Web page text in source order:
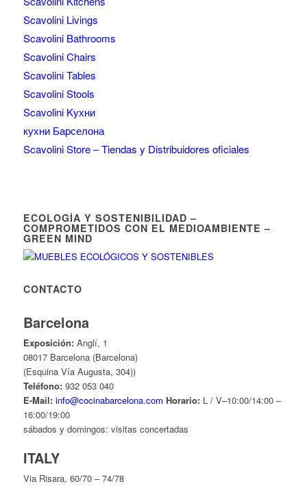
Scavolini Livings
Scavolini Bathrooms
Scavolini Chairs
Scavolini Tables
Scavolini Stools
Scavolini Kухни
кухни Барселона
Scavolini Store – Tiendas y Distribuidores oficiales
ECOLOGÍA Y SOSTENIBILIDAD –
COMPROMETIDOS CON EL MEDIOAMBIENTE –
GREEN MIND
CONTACTO
Barcelona
Exposición:Anglí, 1
08017 Barcelona (Barcelona)
(Esquina Vía Augusta, 304))
Teléfono:932 053 040
E-Mail: info@cocinabarcelona.com Horario:L / V–10:00/14:00 –
16:00/19:00
sábados y domingos: visitas concertadas
ITALY
Via Risara, 60/70 – 74/78